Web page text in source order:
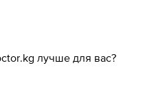
лучше для вас?